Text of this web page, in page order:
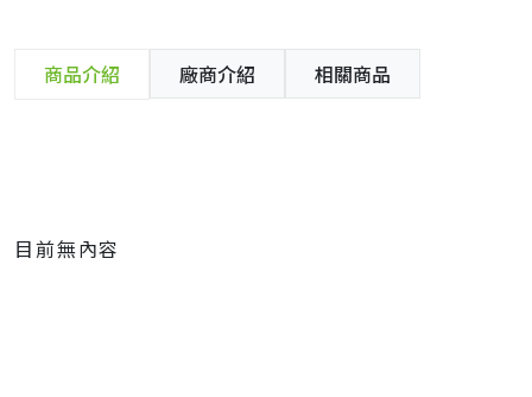
商品介紹 廠商介紹 相關商品
目前無內容